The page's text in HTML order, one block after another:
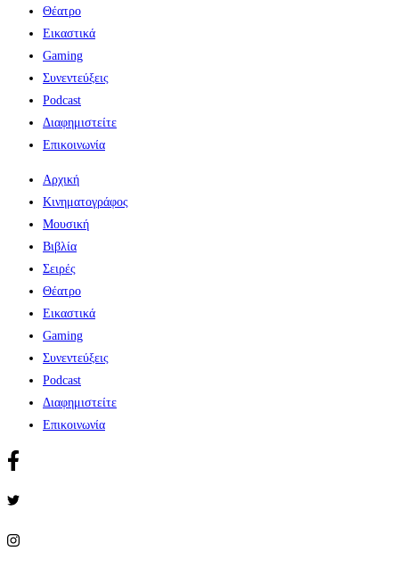
Θέατρο
Εικαστικά
Gaming
Συνεντεύξεις
Podcast
Διαφημιστείτε
Επικοινωνία
Αρχική
Κινηματογράφος
Μουσική
Βιβλία
Σειρές
Θέατρο
Εικαστικά
Gaming
Συνεντεύξεις
Podcast
Διαφημιστείτε
Επικοινωνία